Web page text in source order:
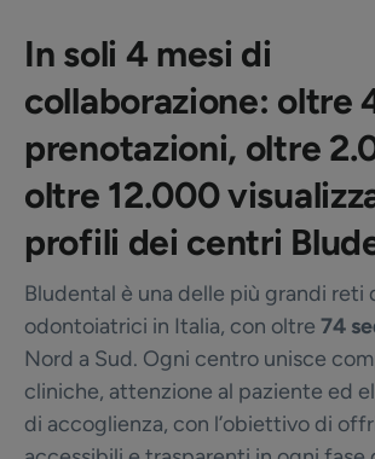
In soli 4 mesi di
collaborazione: oltre
prenotazioni, oltre
oltre 12.000
profili dei centri
Bludental è una delle più grandi reti
odontoiatrici in Italia, con oltre 74
Nord a Sud. Ogni centro unisce
cliniche, attenzione al paziente ed
di accoglienza, con l’obiettivo di